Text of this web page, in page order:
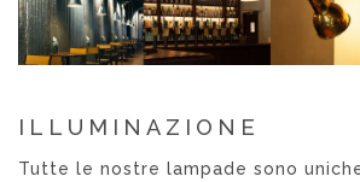
ILLUMINAZIONE
Tutte le nostre lampade sono